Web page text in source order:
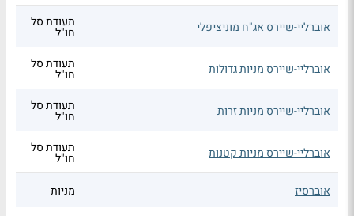
אוברליי-שיירס אג"ח מוניציפלי תעודת סל
חו"ל
אוברליי-שיירס מניות גדולות תעודת סל
חו"ל
אוברליי-שיירס מניות זרות תעודת סל
חו"ל
אוברליי-שיירס מניות קטנות תעודת סל
חו"ל
אוברסיז
מניות